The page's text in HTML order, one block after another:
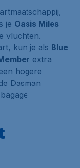
je Oasis Miles
vluchten.
kun je als Blue
extra
hogere
Dasman